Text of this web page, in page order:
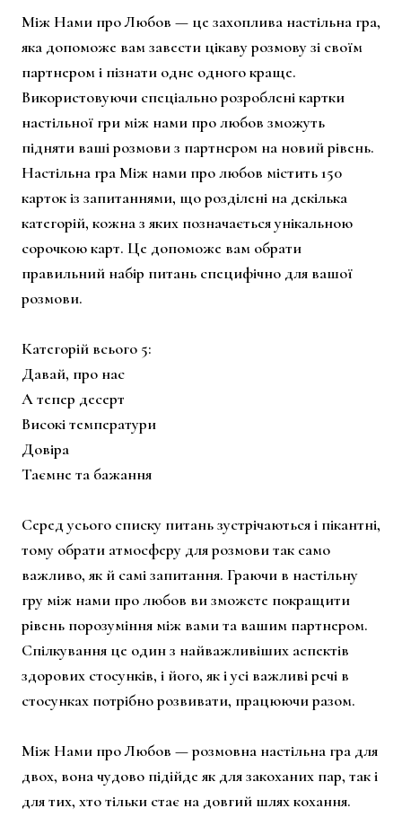
Між Нами про Любов — це захоплива настільна гра,
яка допоможе вам завести цікаву розмову зі своїм
партнером і пізнати одне одного краще.
Використовуючи спеціально розроблені картки
настільної гри між нами про любов зможуть
підняти ваші розмови з партнером на новий рівень.
Настільна гра Між нами про любов містить 150
карток із запитаннями, що розділені на декілька
категорій, кожна з яких позначається унікальною
сорочкою карт. Це допоможе вам обрати
правильний набір питань специфічно для вашої
розмови.
Категорій всього 5:
Давай, про нас
А тепер десерт
Високі температури
Довіра
Таємне та бажання
Серед усього списку питань зустрічаються і пікантні,
тому обрати атмосферу для розмови так само
важливо, як й самі запитання. Граючи в настільну
гру між нами про любов ви зможете покращити
рівень порозуміння між вами та вашим партнером.
Спілкування це один з найважливіших аспектів
здорових стосунків, і його, як і усі важливі речі в
стосунках потрібно розвивати, працюючи разом.
Між Нами про Любов — розмовна настільна гра для
двох, вона чудово підійде як для закоханих пар, так і
для тих, хто тільки стає на довгий шлях кохання.